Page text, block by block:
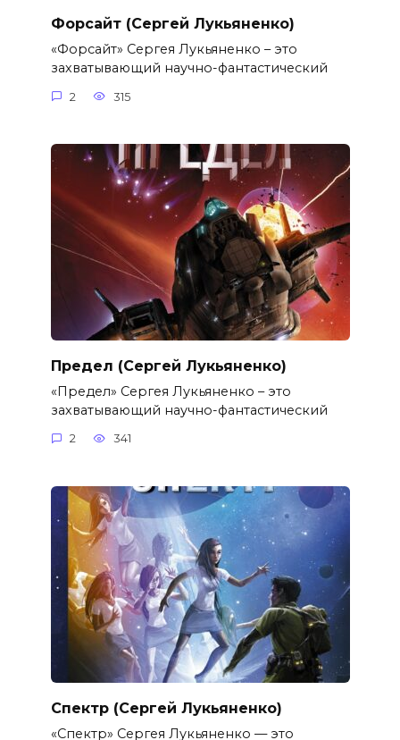
Форсайт (Сергей Лукьяненко)
«Форсайт» Сергея Лукьяненко – это
захватывающий научно-фантастический
2 315
Предел (Сергей Лукьяненко)
«Предел» Сергея Лукьяненко – это
захватывающий научно-фантастический
2 341
Спектр (Сергей Лукьяненко)
«Спектр» Сергея Лукьяненко — это